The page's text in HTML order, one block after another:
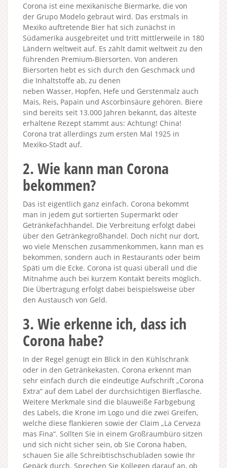
Corona ist eine mexikanische Biermarke, die von
der Grupo Modelo gebraut wird. Das erstmals in
Mexiko auftretende Bier hat sich zunächst in
Südamerika ausgebreitet und tritt mittlerweile in 180
Ländern weltweit auf. Es zählt damit weltweit zu den
führenden Premium-Biersorten. Von anderen
Biersorten hebt es sich durch den Geschmack und
die Inhaltstoffe ab, zu denen
neben Wasser, Hopfen, Hefe und Gerstenmalz auch
Mais, Reis, Papain und Ascorbinsäure gehören. Biere
sind bereits seit 13.000 Jahren bekannt, das älteste
erhaltene Rezept stammt aus: Achtung! China!
Corona trat allerdings zum ersten Mal 1925 in
Mexiko-Stadt auf.
2. Wie kann man Corona
bekommen?
Das ist eigentlich ganz einfach. Corona bekommt
man in jedem gut sortierten Supermarkt oder
Getränkefachhandel. Die Verbreitung erfolgt dabei
über den Getränkegroßhandel. Doch nicht nur dort,
wo viele Menschen zusammenkommen, kann man es
bekommen, sondern auch in Restaurants oder beim
Späti um die Ecke. Corona ist quasi überall und die
Mitnahme auch bei kurzem Kontakt bereits möglich.
Die Übertragung erfolgt dabei beispielsweise über
den Austausch von Geld.
3. Wie erkenne ich, dass ich
Corona habe?
In der Regel genügt ein Blick in den Kühlschrank
oder in den Getränkekasten. Corona erkennt man
sehr einfach durch die eindeutige Aufschrift „Corona
Extra“ auf dem Label der durchsichtigen Bierflasche.
Weitere Merkmale sind die blauweiße Farbgebung
des Labels, die Krone im Logo und die zwei Greifen,
welche diese flankieren sowie der Claim „La Cerveza
mas Fina“. Sollten Sie in einem Großraumbüro sitzen
und sich nicht sicher sein, ob Sie Corona haben,
schauen Sie alle Schreibtischschubladen sowie Ihr
Gepäck durch. Sprechen Sie Kollegen darauf an, ob